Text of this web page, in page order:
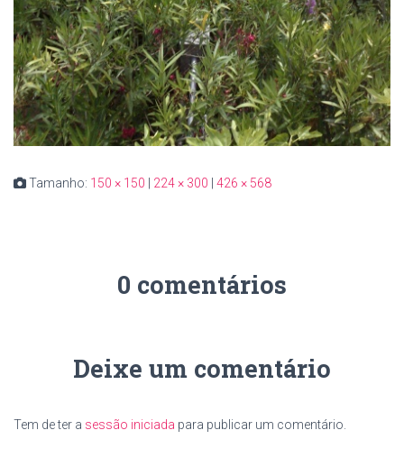
Tamanho: 150 × 150 224 × 300 426 × 568
0 comentários
Deixe um comentário
Tem de ter a sessão iniciada para publicar um comentário.